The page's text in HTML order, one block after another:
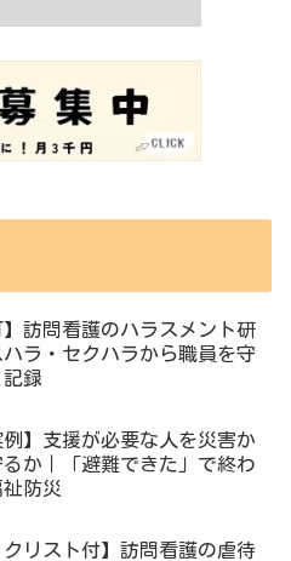
】訪問看護のハラスメント研
ラ・セクハラから職員を守
録
例】支援が必要な人を災害か
るか｜「避難できた」で終わ
祉防災
クリスト付】訪問看護の虐待